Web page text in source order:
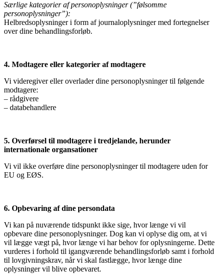
Særlige kategorier af personoplysninger (”følsomme
personoplysninger”):
Helbredsoplysninger i form af journaloplysninger med fortegnelser
over dine behandlingsforløb.
4. Modtagere eller kategorier af modtagere
Vi videregiver eller overlader dine personoplysninger til følgende
modtagere:
– rådgivere
– databehandlere
5. Overførsel til modtagere i tredjelande, herunder
internationale organsationer
Vi vil ikke overføre dine personoplysninger til modtagere uden for
EU og EØS.
6. Opbevaring af dine persondata
Vi kan på nuværende tidspunkt ikke sige, hvor længe vi vil
opbevare dine personoplysninger. Dog kan vi oplyse dig om, at vi
vil lægge vægt på, hvor længe vi har behov for oplysningerne. Dette
vurderes i forhold til igangværende behandlingsforløb samt i forhold
til lovgivningskrav, når vi skal fastlægge, hvor længe dine
oplysninger vil blive opbevaret.